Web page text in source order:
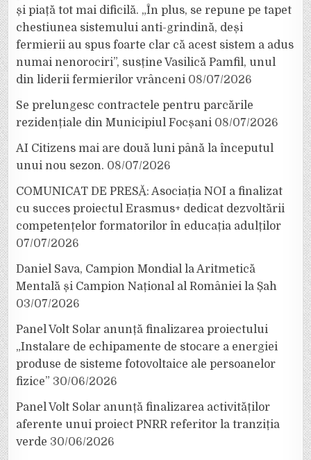
și piață tot mai dificilă. „În plus, se repune pe tapet
chestiunea sistemului anti-grindină, deși
fermierii au spus foarte clar că acest sistem a adus
numai nenorociri”, susține Vasilică Pamfil, unul
din liderii fermierilor vrânceni 08/07/2026
Se prelungesc contractele pentru parcările
rezidențiale din Municipiul Focșani 08/07/2026
AI Citizens mai are două luni până la începutul
unui nou sezon. 08/07/2026
COMUNICAT DE PRESĂ: Asociația NOI a finalizat
cu succes proiectul Erasmus+ dedicat dezvoltării
competențelor formatorilor în educația adulților
07/07/2026
Daniel Sava, Campion Mondial la Aritmetică
Mentală și Campion Național al României la Șah
03/07/2026
Panel Volt Solar anunță finalizarea proiectului
„Instalare de echipamente de stocare a energiei
produse de sisteme fotovoltaice ale persoanelor
fizice” 30/06/2026
Panel Volt Solar anunță finalizarea activităților
aferente unui proiect PNRR referitor la tranziția
verde 30/06/2026